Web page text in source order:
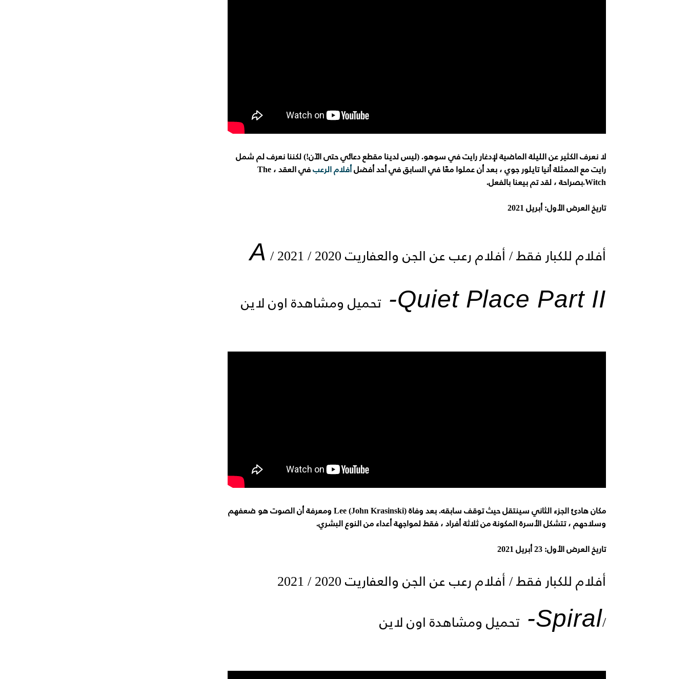
لا نعرف الكثير عن الليلة الماضية لإدغار رايت في سوهو. (ليس لدينا مقطع دعائي حتى الآن!) لكننا نعرف لم شمل
رايت مع الممثلة أنيا تايلور جوي ، بعد أن عملوا معًا في السابق في أحد أفضلأفلام الرعب
في العقد ، The
Witch.بصراحة ، لقد تم بيعنا بالفعل.
تاريخ العرض الأول: أبريل 2021
أفلام للكبار فقط / أفلام رعب عن الجن والعفاريت 2020 / 2021 /
A
Quiet Place Part II
-تحميل ومشاهدة اون لاين
مكان هادئ الجزء الثاني سينتقل حيث توقف سابقه. بعد وفاة Lee (John Krasinski) ومعرفة أن الصوت هو ضعفهم
وسلاحهم ، تتشكل الأسرة المكونة من ثلاثة أفراد ، فقط لمواجهة أعداء من النوع البشري.
تاريخ العرض الأول: 23 أبريل 2021
أفلام للكبار فقط / أفلام رعب عن الجن والعفاريت 2020 / 2021
/
Spiral
- تحميل ومشاهدة اون لاين